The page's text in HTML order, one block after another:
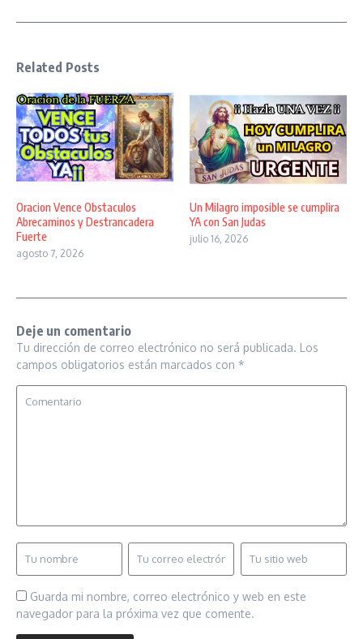
Related Posts
Oracion Vence Obstaculos
Abrecaminos y Destrancadera
Fuerte
agosto 7, 2026
Un Milagro imposible se cumplira
YA con San Judas
julio 16, 2026
Deje un comentario
Tu dirección de correo electrónico no será publicada. Los
campos obligatorios están marcados con *
Guarda mi nombre, correo electrónico y web en este
navegador para la próxima vez que comente.